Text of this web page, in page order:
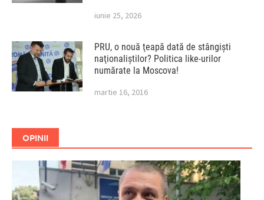
iunie 25, 2026
PRU, o nouă ţeapă dată de stângişti
naţionaliştilor? Politica like-urilor
numărate la Moscova!
martie 16, 2016
OPINII